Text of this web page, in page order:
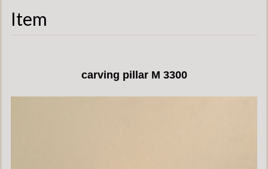
Item
carving pillar M 3300